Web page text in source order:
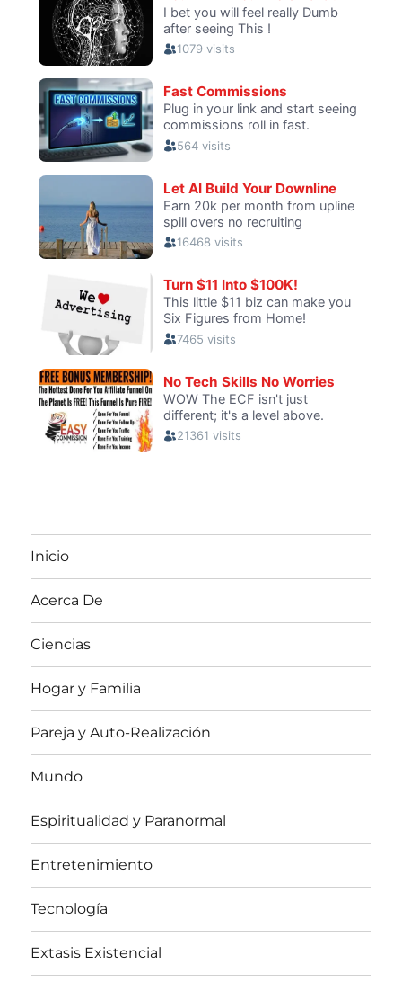
Inicio
Acerca De
Ciencias
Hogar y Familia
Pareja y Auto-Realización
Mundo
Espiritualidad y Paranormal
Entretenimiento
Tecnología
Extasis Existencial